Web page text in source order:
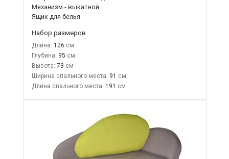
Механизм - выкатной
Ящик для белья
Набор размеров
Длина: 126
Глубина: 95
Высота: 73
Ширина спального места: 91
Длина спального места: 191